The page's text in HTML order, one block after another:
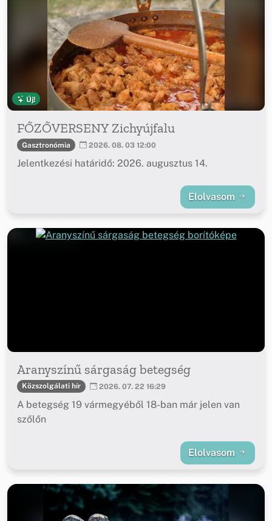
Új!
FŐZŐVERSENY Zichyújfalu
Gasztronómia 2026. 08. 03 12:00
Jelentkezési határidő: 2026. augusztus 14.
Elolvasom
Aranyszínű sárgaság betegség
Közszolgálati hír 2026. 07. 22 16:29
A betegség 19 vármegyéből 18-ban már jelen van
szőlőn
Elolvasom